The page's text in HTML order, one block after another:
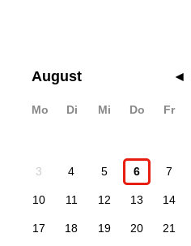
August ◂
Mo Di Mi Do Fr
3 4 5 6 7
10 11 12 13 14
17 18 19 20 21